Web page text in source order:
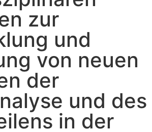
zur
und
von neuen
der
und des
in der